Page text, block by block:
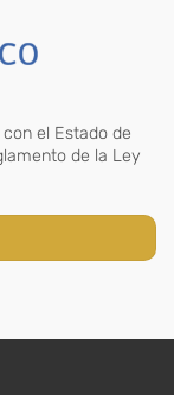
el Estado de
de la Ley